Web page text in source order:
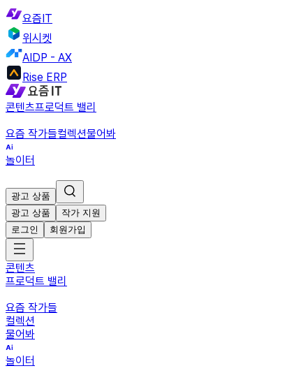
요즘IT
위시켓
AIDP - AX
Rise ERP
콘텐츠프로덕트 밸리
요즘 작가들컬렉션물어봐
놀이터
광고 상품
광고 상품
작가 지원
로그인
회원가입
콘텐츠
프로덕트 밸리
요즘 작가들
컬렉션
물어봐
놀이터